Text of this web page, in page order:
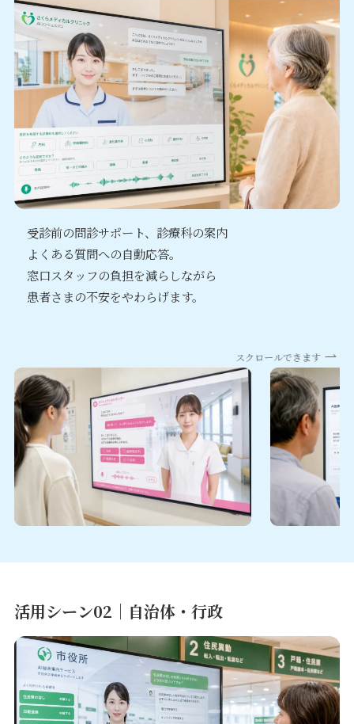
受診前の問診サポート、診療科の案内
よくある質問への自動応答。
窓口スタッフの負担を減らしながら
患者さまの不安をやわらげます。
スクロールできます
活用シーン02｜自治体・行政